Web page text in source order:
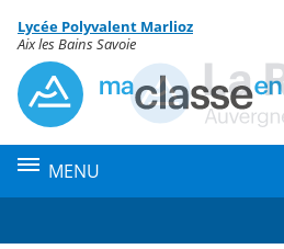
Menu de la rubrique
Contenu
Lycée Polyvalent Marlioz
Aix les Bains Savoie
MENU